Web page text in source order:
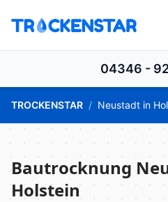
04346 -
TROCKENSTAR / Neustadt in
Bautrocknung
Holstein